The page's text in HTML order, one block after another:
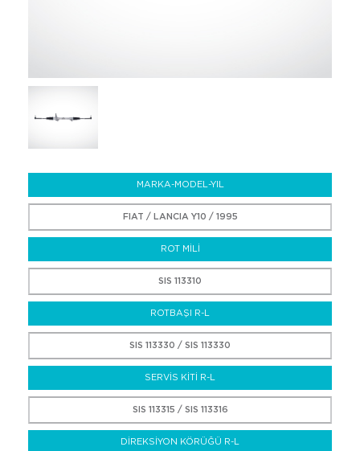
MARKA-MODEL-YIL
FIAT / LANCIA Y10 / 1995
ROT MİLİ
SIS 113310
ROTBAŞI R-L
SIS 113330 / SIS 113330
SERVİS KİTİ R-L
SIS 113315 / SIS 113316
DİREKSİYON KÖRÜĞÜ R-L